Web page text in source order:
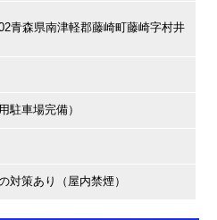
青森県南津軽郡藤崎町藤崎字村井
駐車場完備）
対策あり（屋内禁煙）